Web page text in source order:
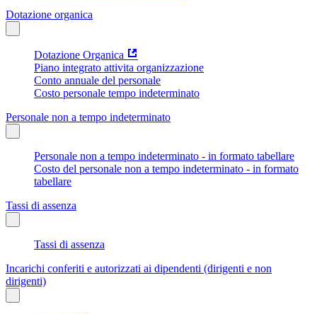
Dotazione organica
Dotazione Organica
Piano integrato attivita organizzazione
Conto annuale del personale
Costo personale tempo indeterminato
Personale non a tempo indeterminato
Personale non a tempo indeterminato - in formato tabellare
Costo del personale non a tempo indeterminato - in formato
tabellare
Tassi di assenza
Tassi di assenza
Incarichi conferiti e autorizzati ai dipendenti (dirigenti e non
dirigenti)